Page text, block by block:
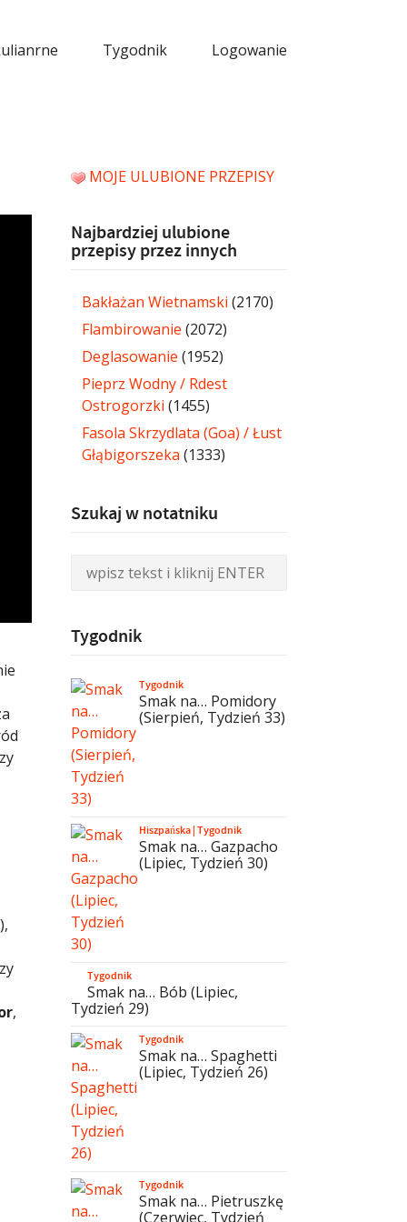
Tygodnik Logowanie
,
MOJE ULUBIONE PRZEPISY
Najbardziej ulubione
przepisy przez innych
Bakłażan Wietnamski (2170)
Flambirowanie (2072)
Deglasowanie (1952)
Pieprz Wodny / Rdest
Ostrogorzki (1455)
Fasola Skrzydlata (Goa) / Łust
Głąbigorszeka (1333)
Szukaj w notatniku
Tygodnik
Tygodnik
Smak na… Pomidory
(Sierpień, Tydzień 33)
Hiszpańska|Tygodnik
Smak na… Gazpacho
(Lipiec, Tydzień 30)
Tygodnik
Smak na… Bób (Lipiec,
Tydzień 29)
Tygodnik
Smak na… Spaghetti
(Lipiec, Tydzień 26)
Tygodnik
Smak na… Pietruszkę
(Czerwiec, Tydzień